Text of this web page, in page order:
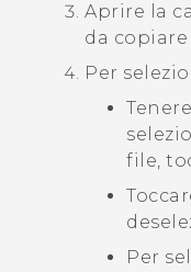
Aprire la
da
Per
file,
Per